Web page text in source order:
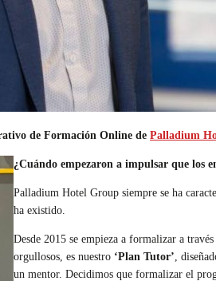
de Formación Online de Palladium
¿Cuándo empezaron a impulsar que los
Palladium Hotel Group siempre se ha
ha existido.
Desde 2015 se empieza a formalizar a
orgullosos, es nuestro ‘Plan Tutor’ ,
un mentor. Decidimos que formalizar el